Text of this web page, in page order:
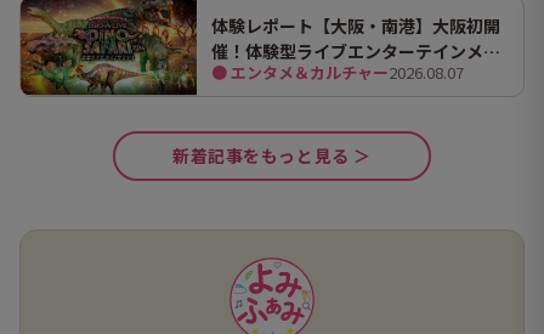
体験レポート【大阪・南港】大阪初開
催！体験型ライブエンターテインメン
ト「DINO SAFARI（ディノ サファリ）
2026」で、大迫力の恐竜の世界を体験
してきました。
● エンタメ＆カルチャー2026.08.07
新着記事をもっと見る ＞